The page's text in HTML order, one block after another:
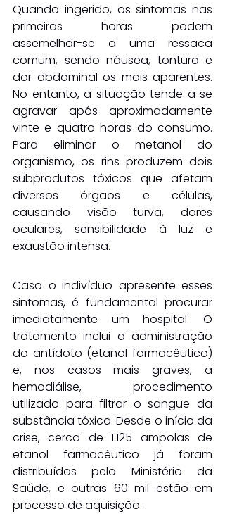
Quando ingerido, os sintomas nas
primeiras horas podem
assemelhar-se a uma ressaca
comum, sendo náusea, tontura e
dor abdominal os mais aparentes.
No entanto, a situação tende a se
agravar após aproximadamente
vinte e quatro horas do consumo.
Para eliminar o metanol do
organismo, os rins produzem dois
subprodutos tóxicos que afetam
diversos órgãos e células,
causando visão turva, dores
oculares, sensibilidade à luz e
exaustão intensa.
Caso o indivíduo apresente esses
sintomas, é fundamental procurar
imediatamente um hospital. O
tratamento inclui a administração
do antídoto (etanol farmacêutico)
e, nos casos mais graves, a
hemodiálise, procedimento
utilizado para filtrar o sangue da
substância tóxica. Desde o início da
crise, cerca de 1.125 ampolas de
etanol farmacêutico já foram
distribuídas pelo Ministério da
Saúde, e outras 60 mil estão em
processo de aquisição.